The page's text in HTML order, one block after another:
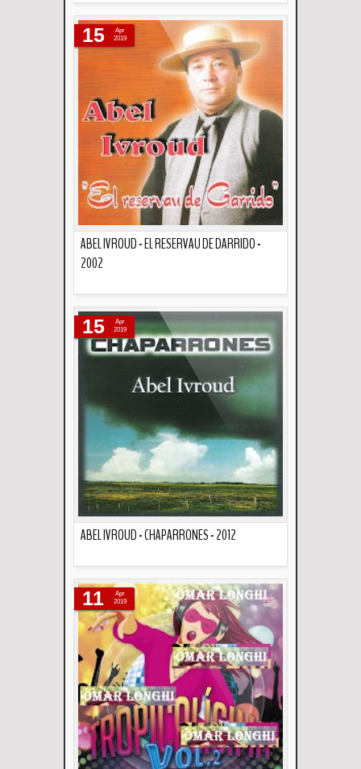
ABEL IVROUD - EL RESERVAU DE DARRIDO -
2002
15
Apr
2019
ABEL IVROUD - CHAPARRONES - 2012
15
Apr
2019
11
Apr
2019